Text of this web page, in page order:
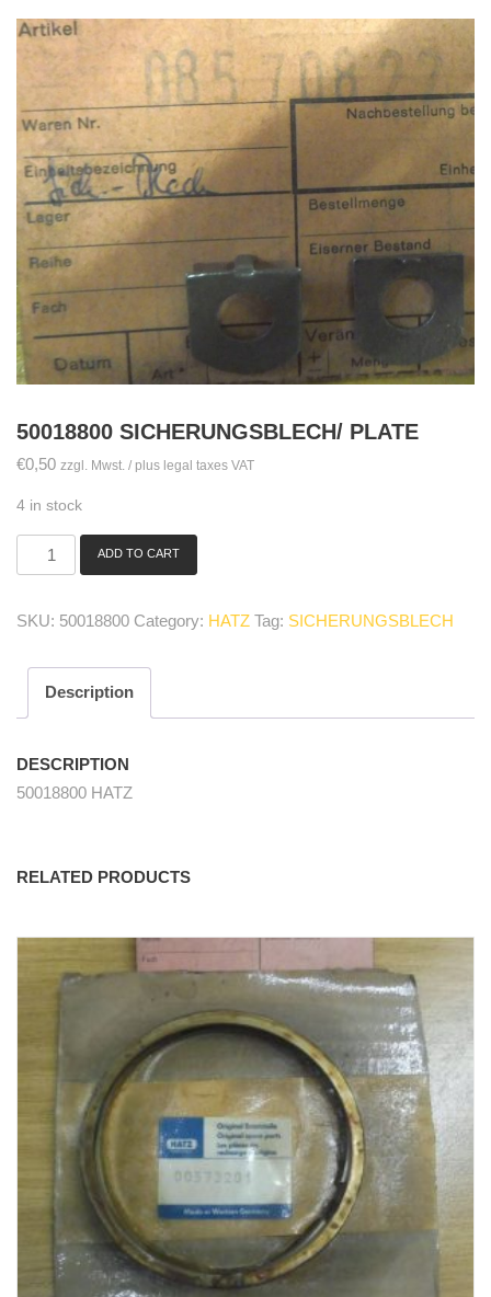
50018800 SICHERUNGSBLECH/ PLATE
€0,50 zzgl. Mwst. / plus legal taxes VAT
4 in stock
50018800
quantity
ADD TO CART
SKU: 50018800 Category: HATZ Tag: SICHERUNGSBLECH
Description
DESCRIPTION
50018800 HATZ
RELATED PRODUCTS